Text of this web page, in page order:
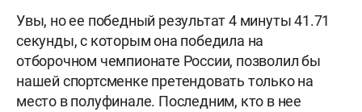
Увы, но ее победный результат 4 минуты 41.71
секунды, с которым она победила на
отборочном чемпионате России, позволил бы
нашей спортсменке претендовать только на
место в полуфинале. Последним, кто в нее